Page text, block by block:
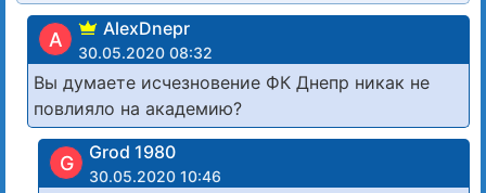
A AlexDnepr
30.05.2020 08:32
Вы думаете исчезновение ФК Днепр никак не
повлияло на академию?
G Grod 1980
30.05.2020 10:46